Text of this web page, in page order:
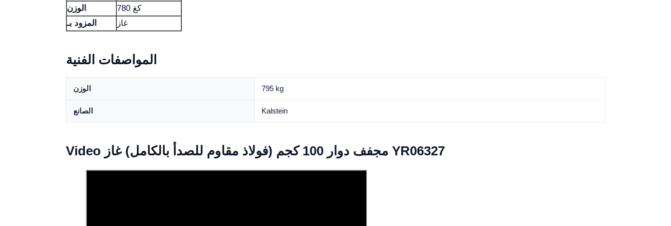
الوزن
780 كغ
المزود بـ
غاز
المواصفات الفنية
الوزن 795 kg
الصانع Kalstein
Video مجفف دوار 100 كجم (فولاذ مقاوم للصدأ بالكامل) غاز YR06327